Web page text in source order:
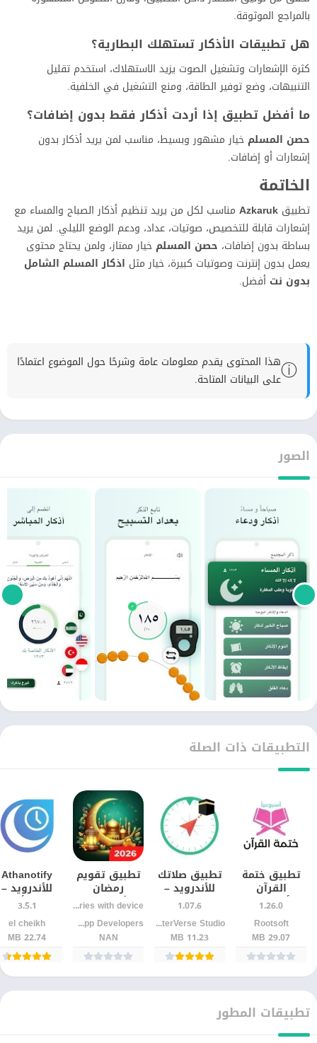
بالمراجع الموثوقة.
هل تطبيقات الأذكار تستهلك البطارية؟
كثرة الإشعارات وتشغيل الصوت يزيد الاستهلاك، استخدم تقليل
التنبيهات، وضع توفير الطاقة، ومنع التشغيل في الخلفية.
ما أفضل تطبيق إذا أردت أذكار فقط بدون إضافات؟
حصن المسلم خيار مشهور وبسيط، مناسب لمن يريد أذكار بدون
إشعارات أو إضافات.
الخاتمة
تطبيق Azkaruk مناسب لكل من يريد تنظيم أذكار الصباح والمساء مع
إشعارات قابلة للتخصيص، صوتيات، عداد، ودعم الوضع الليلي. لمن يريد
بساطة بدون إضافات، حصن المسلم خيار ممتاز، ولمن يحتاج محتوى
يعمل بدون إنترنت وصوتيات كبيرة، خيار مثل اذكار المسلم الشامل
بدون نت أفضل.
ⓘهذا المحتوى يقدم معلومات عامة وشرحًا حول الموضوع اعتمادًا
على البيانات المتاحة.
الصور
التطبيقات ذات الصلة
تطبيق ختمة
القرآن
أسبوعيًا
للأندرويد |
التزم بالقراءة
دون انقطاع
1.26.0
Rootsoft
29.07 MB
تطبيق صلاتك
للأندرويد –
مواقيت الصلاة
واتجاه القبلة
بدقة
1.07.6
JupiterVerse Studio
11.23 MB
تطبيق تقويم
رمضان
للأندرويد –
أوقات الأذان
بدقة وتنبيهات
يومية
Varies with device
MicroApp Developers
NAN
Athanotify
للأندرويد –
معرفة
الصلاة
وتنبيهات
يومية
3.5.1
el cheikh
22.74 MB
تطبيقات المطور